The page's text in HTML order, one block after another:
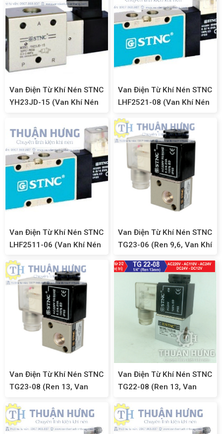
Van Điện Từ Khí Nén STNC
YH23JD-15 (Van Khí Nén
Van Điện Từ Khí Nén STNC
LHF2521-08 (Van Khí Nén
FESTO)
Van Điện Từ Khí Nén STNC
LHF2511-06 (Van Khí Nén
FESTO)
Van Điện Từ Khí Nén STNC
TG23-06 (Ren 9,6, Van Khí
Van Điện Từ Khí Nén STNC
TG23-08 (Ren 13, Van
Van Điện Từ Khí Nén STNC
TG22-08 (Ren 13, Van